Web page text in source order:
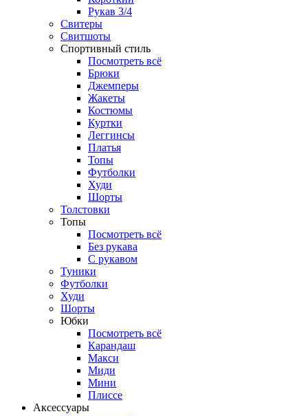
Рукав 3/4
Свитеры
Свитшоты
Спортивный стиль
Посмотреть всё
Брюки
Джемперы
Жакеты
Костюмы
Куртки
Леггинсы
Платья
Топы
Футболки
Худи
Шорты
Толстовки
Топы
Посмотреть всё
Без рукава
С рукавом
Туники
Футболки
Худи
Шорты
Юбки
Посмотреть всё
Карандаш
Макси
Миди
Мини
Плиссе
Аксессуары